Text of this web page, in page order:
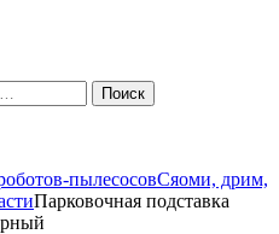
Поиск
пылесосовСяоми, дрим,
Парковочная подставка